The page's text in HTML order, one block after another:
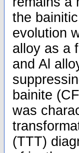
the
evolution
alloy as a
and Al
bainite
was
(TTT)